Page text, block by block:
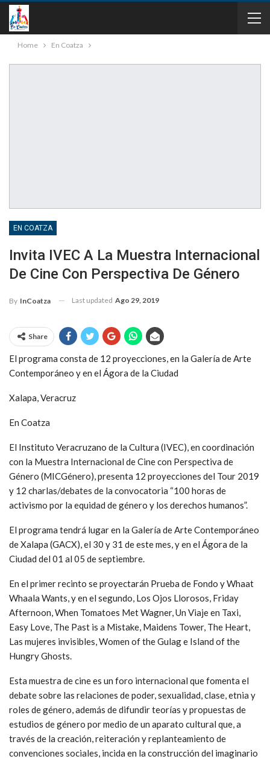
Home En Coatza
EN COATZA
Invita IVEC A La Muestra Internacional
De Cine Con Perspectiva De Género
By InCoatza Last updated Ago 29, 2019
Share
El programa consta de 12 proyecciones, en la Galería de Arte
Contemporáneo y en el Ágora de la Ciudad
Xalapa, Veracruz
En Coatza
El Instituto Veracruzano de la Cultura (IVEC), en coordinación
con la Muestra Internacional de Cine con Perspectiva de
Género (MICGénero), presenta 12 proyecciones del Tour 2019
y 12 charlas/debates de la convocatoria “100 horas de
activismo por la equidad de género y los derechos humanos”.
El programa tendrá lugar en la Galería de Arte Contemporáneo
de Xalapa (GACX), el 30 y 31 de este mes, y en el Ágora de la
Ciudad del 01 al 05 de septiembre.
En el primer recinto se proyectarán Prueba de Fondo y Whaat
Whaala Wants, y en el segundo, Los Ojos Llorosos, Friday
Afternoon, When Tomatoes Met Wagner, Un Viaje en Taxi,
Easy Love, The Past is a Mistake, Maidens Tower, The Heart,
Las mujeres invisibles, Women of the Gulag e Island of the
Hungry Ghosts.
Esta muestra de cine es un foro internacional que fomenta el
debate sobre las relaciones de poder, sexualidad, clase, etnia y
roles de género, además de difundir teorías y propuestas de
estudios de género por medio de un aparato cultural que, a
través de la creación, reiteración y replanteamiento de
convenciones sociales, incida en la construcción del imaginario